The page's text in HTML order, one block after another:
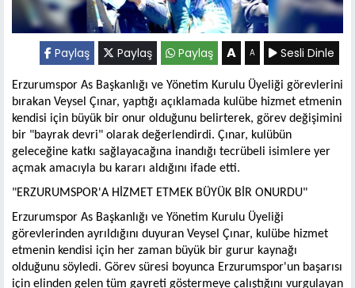
Paylaş Paylaş Paylaş A A Sesli Dinle
Erzurumspor As Başkanlığı ve Yönetim Kurulu Üyeliği görevlerini
bırakan Veysel Çınar, yaptığı açıklamada kulübe hizmet etmenin
kendisi için büyük bir onur olduğunu belirterek, görev değişimini
bir "bayrak devri" olarak değerlendirdi. Çınar, kulübün
geleceğine katkı sağlayacağına inandığı tecrübeli isimlere yer
açmak amacıyla bu kararı aldığını ifade etti.
"ERZURUMSPOR'A HİZMET ETMEK BÜYÜK BİR ONURDU"
Erzurumspor As Başkanlığı ve Yönetim Kurulu Üyeliği
görevlerinden ayrıldığını duyuran Veysel Çınar, kulübe hizmet
etmenin kendisi için her zaman büyük bir gurur kaynağı
olduğunu söyledi. Görev süresi boyunca Erzurumspor'un başarısı
için elinden gelen tüm gayreti göstermeye çalıştığını vurgulayan